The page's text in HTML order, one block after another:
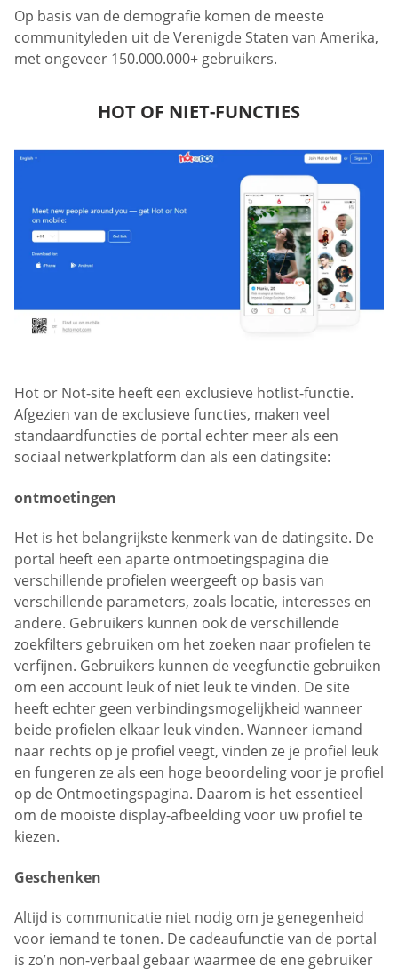
Op basis van de demografie komen de meeste
communityleden uit de Verenigde Staten van Amerika,
met ongeveer 150.000.000+ gebruikers.
HOT OF NIET-FUNCTIES
Hot or Not-site heeft een exclusieve hotlist-functie.
Afgezien van de exclusieve functies, maken veel
standaardfuncties de portal echter meer als een
sociaal netwerkplatform dan als een datingsite:
ontmoetingen
Het is het belangrijkste kenmerk van de datingsite. De
portal heeft een aparte ontmoetingspagina die
verschillende profielen weergeeft op basis van
verschillende parameters, zoals locatie, interesses en
andere. Gebruikers kunnen ook de verschillende
zoekfilters gebruiken om het zoeken naar profielen te
verfijnen. Gebruikers kunnen de veegfunctie gebruiken
om een account leuk of niet leuk te vinden. De site
heeft echter geen verbindingsmogelijkheid wanneer
beide profielen elkaar leuk vinden. Wanneer iemand
naar rechts op je profiel veegt, vinden ze je profiel leuk
en fungeren ze als een hoge beoordeling voor je profiel
op de Ontmoetingspagina. Daarom is het essentieel
om de mooiste display-afbeelding voor uw profiel te
kiezen.
Geschenken
Altijd is communicatie niet nodig om je genegenheid
voor iemand te tonen. De cadeaufunctie van de portal
is zo’n non-verbaal gebaar waarmee de ene gebruiker